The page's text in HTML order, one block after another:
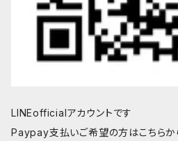
LINEofficialアカウントです
Paypay支払いご希望の方はこちらか